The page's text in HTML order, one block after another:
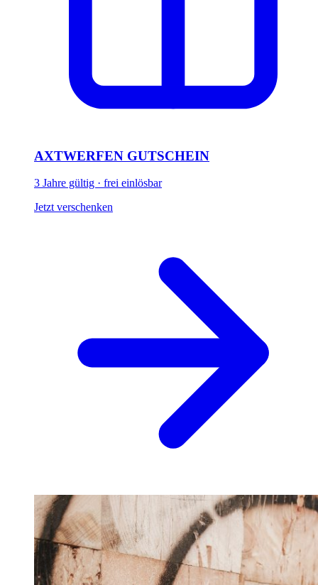
AXTWERFEN GUTSCHEIN
3 Jahre gültig · frei einlösbar
Jetzt verschenken